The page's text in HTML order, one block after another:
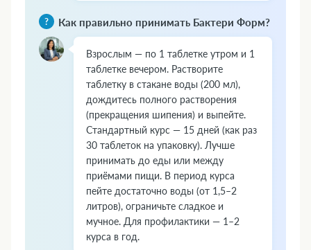
Как правильно принимать Бактери Форм?
Взрослым — по 1 таблетке утром и 1
таблетке вечером. Растворите
таблетку в стакане воды (200 мл),
дождитесь полного растворения
(прекращения шипения) и выпейте.
Стандартный курс — 15 дней (как раз
30 таблеток на упаковку). Лучше
принимать до еды или между
приёмами пищи. В период курса
пейте достаточно воды (от 1,5–2
литров), ограничьте сладкое и
мучное. Для профилактики — 1–2
курса в год.